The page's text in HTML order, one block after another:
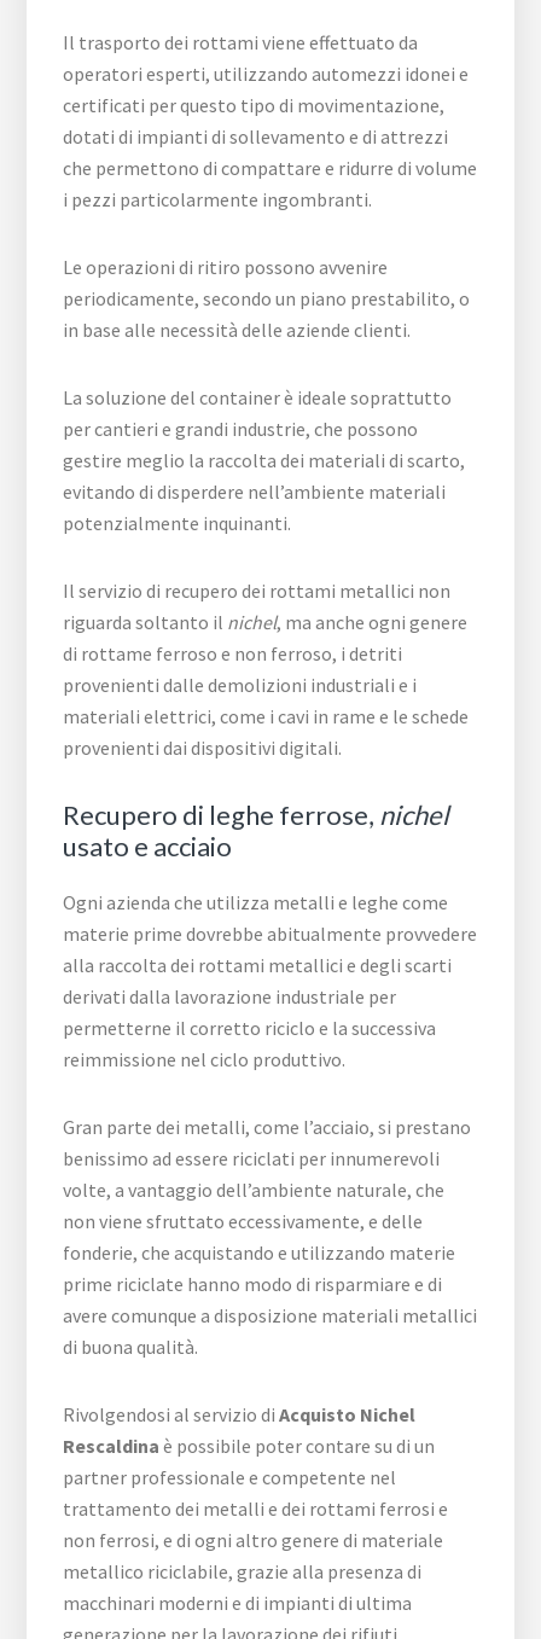
Il trasporto dei rottami viene effettuato da
operatori esperti, utilizzando automezzi idonei e
certificati per questo tipo di movimentazione,
dotati di impianti di sollevamento e di attrezzi
che permettono di compattare e ridurre di volume
i pezzi particolarmente ingombranti.
Le operazioni di ritiro possono avvenire
periodicamente, secondo un piano prestabilito, o
in base alle necessità delle aziende clienti.
La soluzione del container è ideale soprattutto
per cantieri e grandi industrie, che possono
gestire meglio la raccolta dei materiali di scarto,
evitando di disperdere nell’ambiente materiali
potenzialmente inquinanti.
Il servizio di recupero dei rottami metallici non
riguarda soltanto il nichel, ma anche ogni genere
di rottame ferroso e non ferroso, i detriti
provenienti dalle demolizioni industriali e i
materiali elettrici, come i cavi in rame e le schede
provenienti dai dispositivi digitali.
Recupero di leghe ferrose, nichel
usato e acciaio
Ogni azienda che utilizza metalli e leghe come
materie prime dovrebbe abitualmente provvedere
alla raccolta dei rottami metallici e degli scarti
derivati dalla lavorazione industriale per
permetterne il corretto riciclo e la successiva
reimmissione nel ciclo produttivo.
Gran parte dei metalli, come l’acciaio, si prestano
benissimo ad essere riciclati per innumerevoli
volte, a vantaggio dell’ambiente naturale, che
non viene sfruttato eccessivamente, e delle
fonderie, che acquistando e utilizzando materie
prime riciclate hanno modo di risparmiare e di
avere comunque a disposizione materiali metallici
di buona qualità.
Rivolgendosi al servizio diAcquisto Nichel
Rescaldina è possibile poter contare su di un
partner professionale e competente nel
trattamento dei metalli e dei rottami ferrosi e
non ferrosi, e di ogni altro genere di materiale
metallico riciclabile, grazie alla presenza di
macchinari moderni e di impianti di ultima